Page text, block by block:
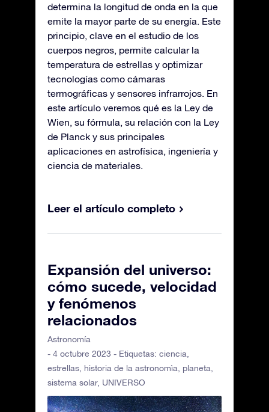
determina la longitud de onda en la que
emite la mayor parte de su energía. Este
principio, clave en el estudio de los
cuerpos negros, permite calcular la
temperatura de estrellas y optimizar
tecnologías como cámaras
termográficas y sensores infrarrojos. En
este artículo veremos qué es la Ley de
Wien, su fórmula, su relación con la Ley
de Planck y sus principales
aplicaciones en astrofísica, ingeniería y
ciencia de materiales.
Leer el artículo completo
Expansión del universo:
cómo sucede, velocidad
y fenómenos
relacionados
Astronomía
- 4 octubre 2023 - Etiquetas: ciencia,
estrellas, historia de la astronomìa, planeta,
sistema solar, UNIVERSO